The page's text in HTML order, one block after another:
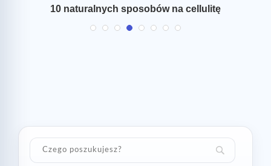
10 naturalnych sposobów na cellulitę